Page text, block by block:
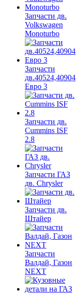
Запчасти дв.
Volkswagen
Monoturbo
Запчасти
дв.40524,40904
Евро 3
Запчасти дв.
Cummins ISF
2.8
Запчасти ГАЗ
дв. Chrysler
Запчасти дв.
Штайер
Запчасти
Валдай, Газон
NEXT